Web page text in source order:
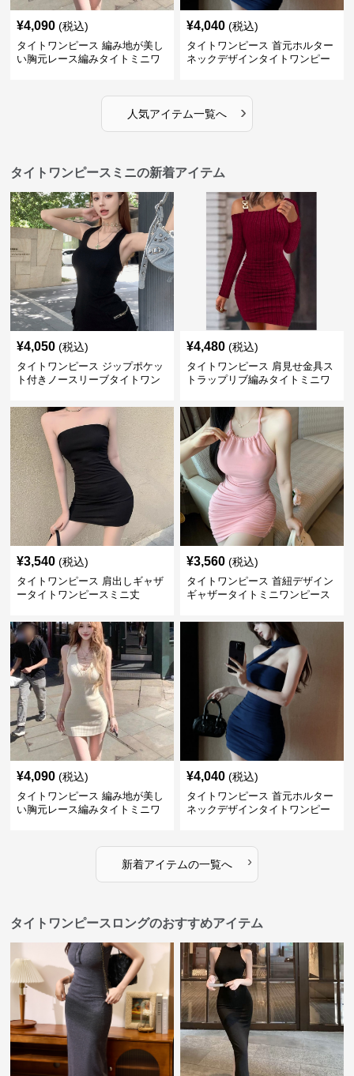
¥4,090 (税込)
タイトワンピース 編み地が美し
い胸元レース編みタイトミニワ
¥4,040 (税込)
タイトワンピース 首元ホルター
ネックデザインタイトワンピー
人気アイテム一覧へ ›
タイトワンピースミニの新着アイテム
¥4,050 (税込)
タイトワンピース ジップポケッ
ト付きノースリーブタイトワン
¥4,480 (税込)
タイトワンピース 肩見せ金具ス
トラップリブ編みタイトミニワ
¥3,540 (税込)
タイトワンピース 肩出しギャザ
ータイトワンピースミニ丈
¥3,560 (税込)
タイトワンピース 首紐デザイン
ギャザータイトミニワンピース
¥4,090 (税込)
タイトワンピース 編み地が美し
い胸元レース編みタイトミニワ
¥4,040 (税込)
タイトワンピース 首元ホルター
ネックデザインタイトワンピー
新着アイテムの一覧へ ›
タイトワンピースロングのおすすめアイテム